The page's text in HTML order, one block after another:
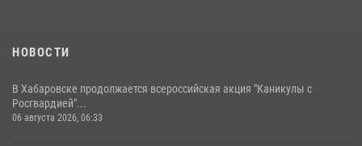
НОВОСТИ
В Хабаровске продолжается всероссийская акция "Каникулы с
Росгвардией"...
06 августа 2026, 06:33